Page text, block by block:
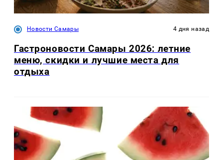
Новости Самары 4 дня назад
Гастроновости Самары 2026: летние
меню, скидки и лучшие места для
отдыха